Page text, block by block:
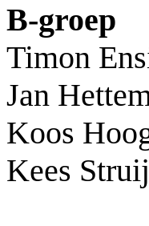
B-groep
Timon
Jan
Koos
Kees